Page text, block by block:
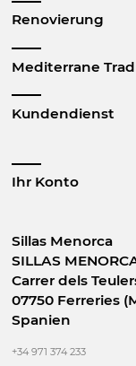
Renovierung
Mediterrane
Kundendienst
Ihr Konto
Sillas Menorca
SILLAS
Carrer dels
07750 Ferreries
Spanien
+34 971 374 233